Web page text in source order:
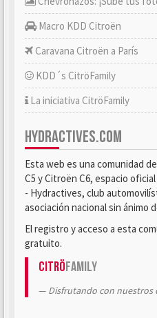
Macro KDD Citroën
Caravana Citroën a París
KDD´s CitröFamily
La iniciativa CitröFamily
HYDRACTIVES.COM
Esta web es una comunidad
C5 y Citroën C6, espacio
- Hydractives, club
asociación nacional sin ánimo
El registro y acceso a esta
gratuito.
CitröFamily
Disfrutando con nuestros